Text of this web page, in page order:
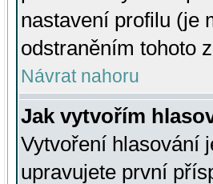
nastavení profilu (je
odstraněním tohoto
Návrat nahoru
Jak vytvořím
Vytvoření hlasování
upravujete první